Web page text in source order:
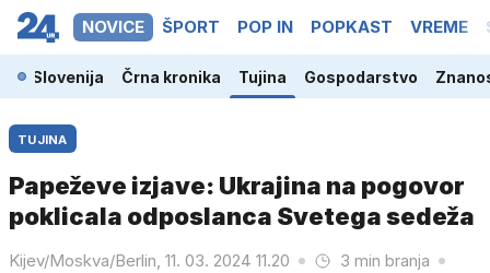
NOVICE ŠPORT POP IN POPKAST VREME
Slovenija Črna kronika Tujina Gospodarstvo
TUJINA
Papeževe izjave: Ukrajina na pogovor
poklicala odposlanca Svetega sedeža
Kijev/Moskva/Berlin, 11. 03. 2024 11.20
3 min branja